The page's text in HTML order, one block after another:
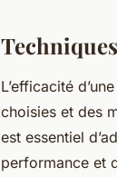
L’efficacité
choisies et des
est essentiel
performance et